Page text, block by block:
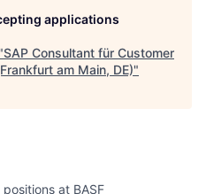
applications
SAP Consultant für Customer
am Main, DE)"
positions at BASF